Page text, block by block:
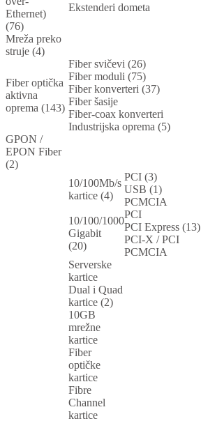
Ethernet)
(76)
Ekstenderi dometa
Mreža preko
struje (4)
Fiber optička
aktivna
oprema (143)
Fiber svičevi (26)
Fiber moduli (75)
Fiber konverteri (37)
Fiber šasije
Fiber-coax konverteri
Industrijska oprema (5)
GPON /
EPON Fiber
(2)
10/100Mb/s
kartice (4)
PCI (3)
USB (1)
PCMCIA
10/100/1000
Gigabit
(20)
PCI
PCI Express (13)
PCI-X / PCI
PCMCIA
Serverske
kartice
Dual i Quad
kartice (2)
10GB
mrežne
kartice
Fiber
optičke
kartice
Fibre
Channel
kartice